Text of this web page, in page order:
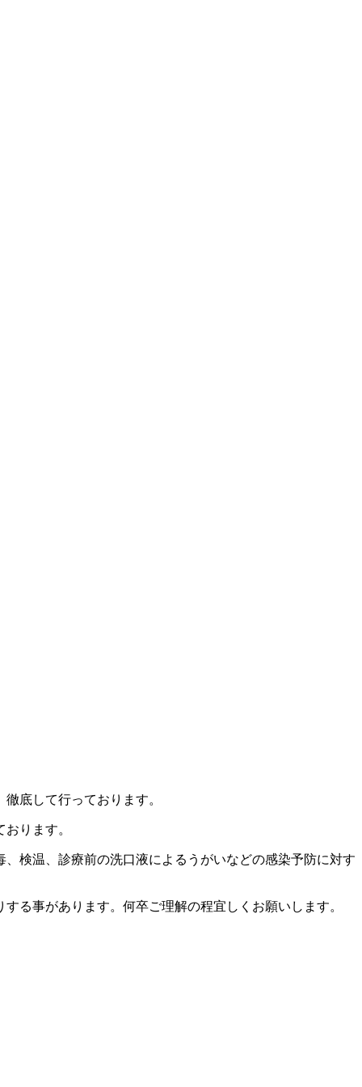
底して行っております。
ります。
検温、診療前の洗口液によるうがいなどの感染予防に対す
る事があります。何卒ご理解の程宜しくお願いします。